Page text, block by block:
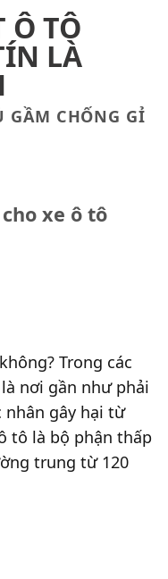
GẦM CHỐNG GỈ
xe ô tô
Trong các
nơi gần như phải
nhân gây hại từ
tô là bộ phận thấp
trung từ 120